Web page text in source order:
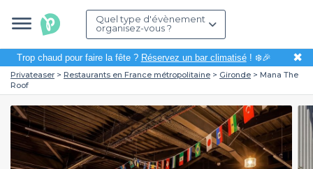
Quel type d'évènement
organisez-vous ?
Trop chaud pour faire la fête ? Réservez un bar climatisé! ❄️🎉 ✖
Privateaser Restaurants en France métropolitaine Gironde
Mana The
Roof